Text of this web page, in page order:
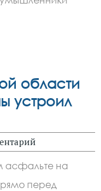
области
устроил
асфальте на
перед